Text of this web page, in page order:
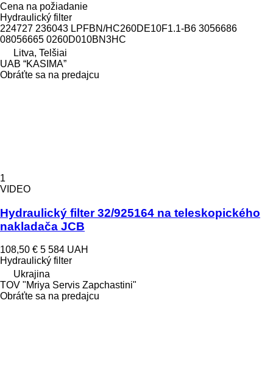
Cena na požiadanie
Hydraulický filter
224727 236043 LPFBN/HC260DE10F1.1-B6 3056686
08056665 0260D010BN3HC
Litva, Telšiai
UAB “KASIMA”
Obráťte sa na predajcu
1
VIDEO
Hydraulický filter 32/925164 na teleskopického
nakladača JCB
108,50 € 5 584 UAH
Hydraulický filter
Ukrajina
TOV "Mriya Servis Zapchastini"
Obráťte sa na predajcu